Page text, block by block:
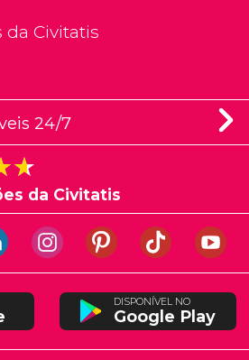
da Civitatis
24/7
da Civitatis
DISPONÍVEL NO
Google Play